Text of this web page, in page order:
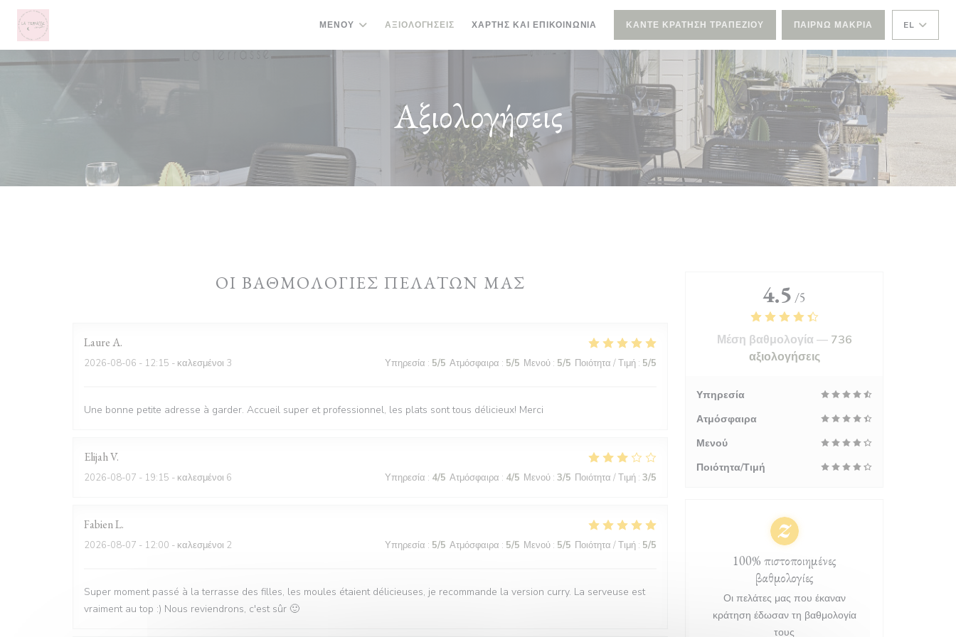
Πίνακας διαχείρισης "Μπισκότων" (Cookies)
ΜΕΝΟΎ ΑΞΙΟΛΟΓΉΣΕΙΣ ΧΆΡΤΗΣ ΚΑΙ ΕΠΙΚΟΙΝΩΝΊΑ ΚΆΝΤΕ ΚΡΆΤΗΣΗ ΤΡΑΠΕΖΙΟΎ ΠΑΊΡΝΩ ΜΑΚΡΙΆ EL
Αξιολογήσεις
ΟΙ ΒΑΘΜΟΛΟΓΊΕΣ ΠΕΛΑΤΏΝ ΜΑΣ
LaureA
2026-08-06 - 12:15 - καλεσμένοι 3 Υπηρεσία : 5/5 Ατμόσφαιρα : 5/5 Μενού : 5/5 Ποιότητα / Τιμή : 5/5
Une bonne petite adresse à garder. Accueil super et professionnel, les plats sont tous délicieux! Merci
ElijahV
2026-08-07 - 19:15 - καλεσμένοι 6 Υπηρεσία : 4/5 Ατμόσφαιρα : 4/5 Μενού : 3/5 Ποιότητα / Τιμή : 3/5
FabienL
2026-08-07 - 12:00 - καλεσμένοι 2 Υπηρεσία : 5/5 Ατμόσφαιρα : 5/5 Μενού : 5/5 Ποιότητα / Τιμή : 5/5
Super moment passé à la terrasse des filles, les moules étaient délicieuses, je recommande la version curry. La serveuse est
vraiment au top :) Nous reviendrons, c'est sûr 🙂
4.5 /5
Μέση βαθμολογία — 736
αξιολογήσεις
Υπηρεσία
Ατμόσφαιρα
Μενού
Ποιότητα/Τιμή
100% πιστοποιημένες
βαθμολογίες
Οι πελάτες μας που έκαναν
κράτηση έδωσαν τη βαθμολογία
τους